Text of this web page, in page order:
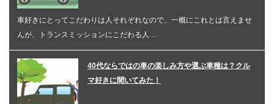
車好きにとってこだわりは人それぞれなので、一概にこれとは言えませ
んが、トランスミッションにこだわる人…
40代ならではの車の楽しみ方や選ぶ車種は？クル
マ好きに聞いてみた！